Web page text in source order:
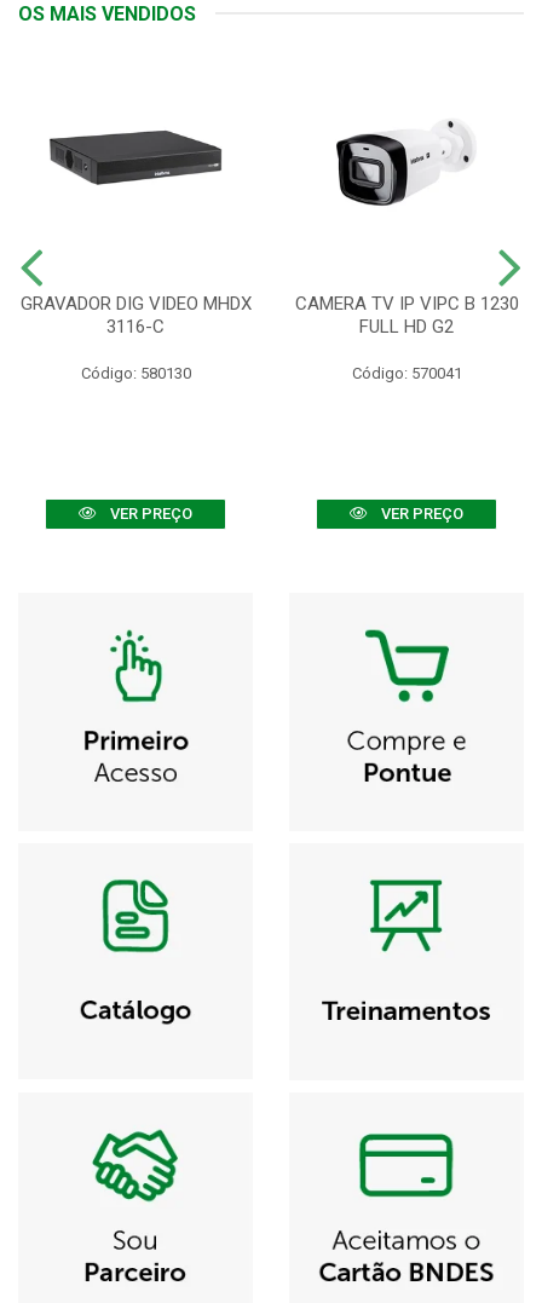
OS MAIS VENDIDOS
GRAVADOR DIG VIDEO MHDX
3116-C
Código: 580130
VER PREÇO
CAMERA TV IP VIPC B 1230
FULL HD G2
Código: 570041
VER PREÇO